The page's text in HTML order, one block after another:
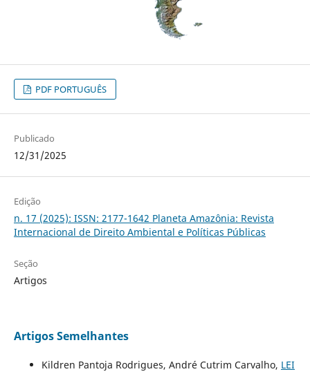
PDF PORTUGUÊS
Publicado
12/31/2025
Edição
n. 17 (2025): ISSN: 2177-1642 Planeta Amazônia: Revista
Internacional de Direito Ambiental e Políticas Públicas
Seção
Artigos
Artigos Semelhantes
Kildren Pantoja Rodrigues, André Cutrim Carvalho, LEI